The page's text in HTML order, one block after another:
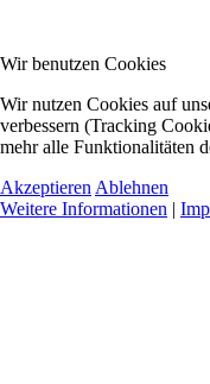
Wir benutzen Cookies
Wir nutzen Cookies auf
verbessern (Tracking
mehr alle Funktionalitäten
Akzeptieren Ablehnen
Weitere Informationen |